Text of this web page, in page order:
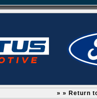
» » Return